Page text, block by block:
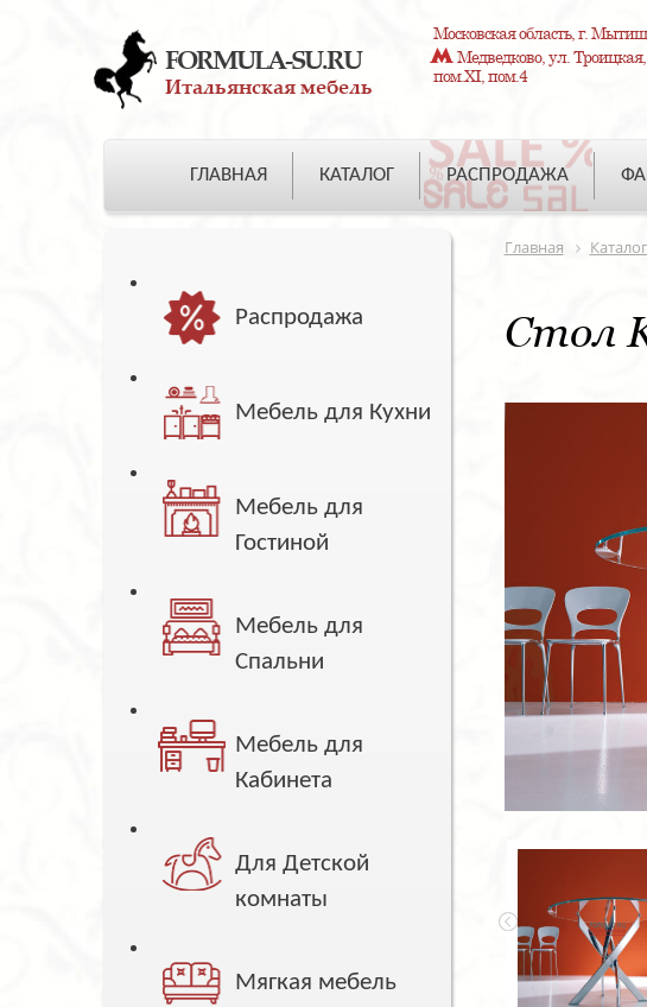
FORMULA-SU.RU
Итальянская мебель
Московская область, г.
Медведково, ул. Троицкая,
пом.XI, пом.4
ГЛАВНАЯ КАТАЛОГ РАСПРОДАЖА
Распродажа
Мебель для Кухни
Мебель для
Гостиной
Мебель для
Спальни
Мебель для
Кабинета
Для Детской
комнаты
Мягкая мебель
Главная Каталог
Стол